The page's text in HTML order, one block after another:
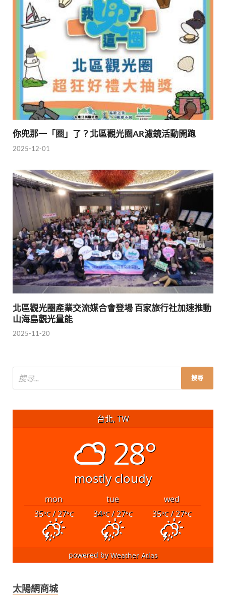
你兜那一「圈」了？北區觀光圈AR濾鏡活動開跑
2025-12-01
北區觀光圈產業交流媒合會登場 百家旅行社加速推動
山海島觀光量能
2025-11-20
台北, TW
28°
mostly cloudy
mon tue
wed
35°C/ 27°C 34°C/ 27°C 35°C/ 27°C
powered byWeather Atlas
太陽網商城